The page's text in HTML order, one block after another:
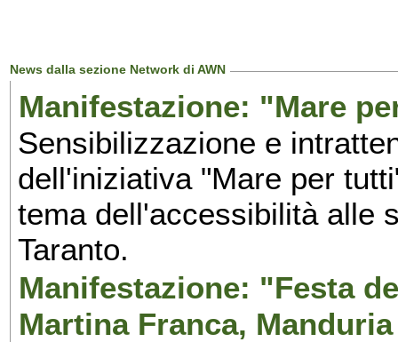
News dalla sezione Network di AWN
Manifestazione: "Mare
Sensibilizzazione e
dell'iniziativa "Mare per
tema dell'accessibilità alle
Taranto.
Manifestazione: "Festa
Martina Franca,